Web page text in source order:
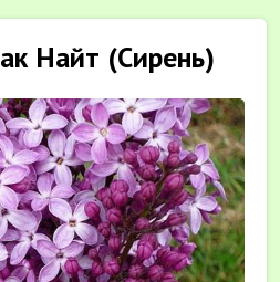
Найт (Сирень)